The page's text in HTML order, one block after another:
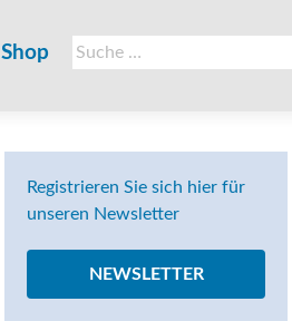
Suche
nach:
Shop
Registrieren Sie sich hier für
unseren Newsletter
NEWSLETTER